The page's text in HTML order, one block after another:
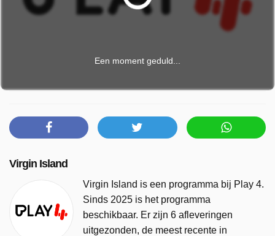
Een moment geduld...
Virgin Island
Virgin Island is een programma bij Play 4.
Sinds 2025 is het programma
beschikbaar. Er zijn 6 afleveringen
uitgezonden, de meest recente in